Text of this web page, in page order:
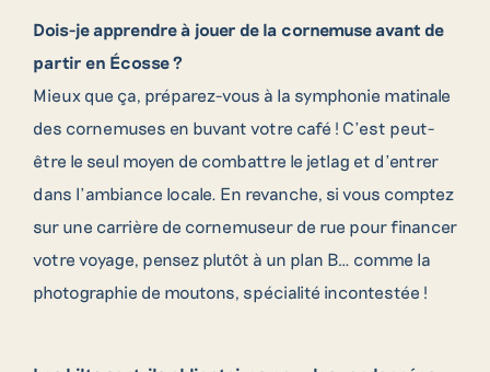
Dois-je apprendre à jouer de la cornemuse avant de
partir en Écosse ?
Mieux que ça, préparez-vous à la symphonie matinale
des cornemuses en buvant votre café ! C’est peut-
être le seul moyen de combattre le jetlag et d’entrer
dans l’ambiance locale. En revanche, si vous comptez
sur une carrière de cornemuseur de rue pour financer
votre voyage, pensez plutôt à un plan B… comme la
photographie de moutons, spécialité incontestée !